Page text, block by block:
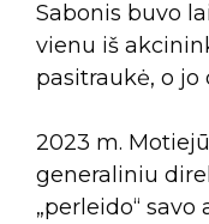
Sabonis buvo
vienu iš
pasitraukė, o
2023 m.
generaliniu
„perleido“